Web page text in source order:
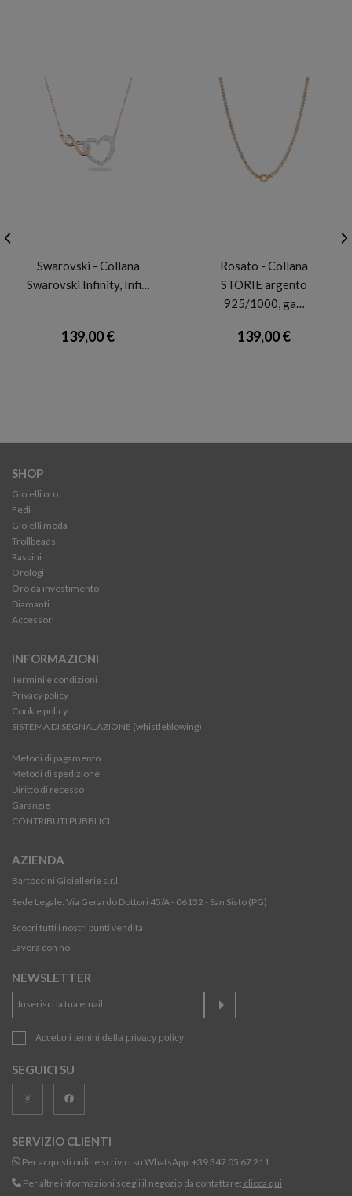
Swarovski - Collana
Swarovski Infinity, Infi…
139,00 €
Rosato - Collana
STORIE argento
925/1000, ga…
139,00 €
SHOP
Gioielli oro
Fedi
Gioielli moda
Trollbeads
Raspini
Orologi
Oro da investimento
Diamanti
Accessori
INFORMAZIONI
Termini e condizioni
Privacy policy
Cookie policy
SISTEMA DI SEGNALAZIONE (whistleblowing)
Metodi di pagamento
Metodi di spedizione
Diritto di recesso
Garanzie
CONTRIBUTI PUBBLICI
AZIENDA
Bartoccini Gioiellerie s.r.l.
Sede Legale: Via Gerardo Dottori 45/A - 06132 - San Sisto (PG)
Scopri tutti i nostri punti vendita
Lavora con noi
NEWSLETTER
Accetto i temini della privacy policy
SEGUICI SU
SERVIZIO CLIENTI
Per acquisti online scrivici su WhatsApp: +39 347 05 67 211
Per altre informazioni scegli il negozio da contattare: clicca qui